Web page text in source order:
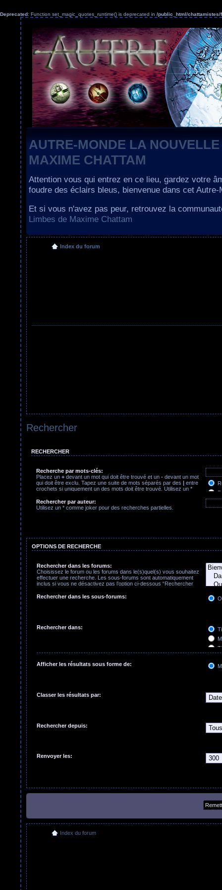
Deprecated: Function set_magic_quotes_runtime() is deprecated in /public_html/chattamistes/
AUTRE-MONDE LA
MAXIME CHATTAM
Attention vous qui entrez en ce lieu, gardez votre
foudre des éclairs bleus, bienvenue dans cet Autre-
Et si vous n'avez pas peur, retrouvez la
Limbes de Maxime Chattam
Index du forum
Rechercher
RECHERCHER
Recherche par mots-clés:
Placez un +devant un mot qui doit être trouvé et un -devant un mot
qui doit être exclu. Tapez une suite de mots séparés par des |entre
crochets si uniquement un des mots doit être trouvé. Utilisez un *
Rechercher par auteur:
Utilisez un * comme joker pour des recherches partielles.
OPTIONS DE RECHERCHE
Rechercher dans les forums:
Choisissez le forum ou les forums dans le(s)quel(s) vous souhaitez
effectuer une recherche. Les sous-forums sont automatiquement
inclus si vous ne désactivez pas l’option ci-dessous “Rechercher
Rechercher dans les sous-forums:
Rechercher dans:
Afficher les résultats sous forme de:
Classer les résultats par:
Rechercher depuis:
Renvoyer les:
Index du forum